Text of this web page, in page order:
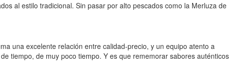
al estilo tradicional. Sin pasar por alto pescados como la Merluza de
una excelente relación entre calidad-precio, y un equipo atento a
tiempo, de muy poco tiempo. Y es que rememorar sabores auténticos